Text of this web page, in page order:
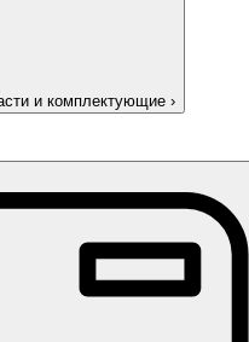
и комплектующие ›